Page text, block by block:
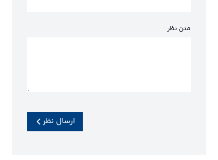
متن نظر
ارسال نظر